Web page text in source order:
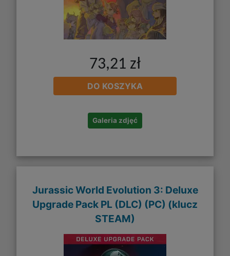
73,21 zł
DO KOSZYKA
Galeria zdjęć
Jurassic World Evolution 3: Deluxe
Upgrade Pack PL (DLC) (PC) (klucz
STEAM)